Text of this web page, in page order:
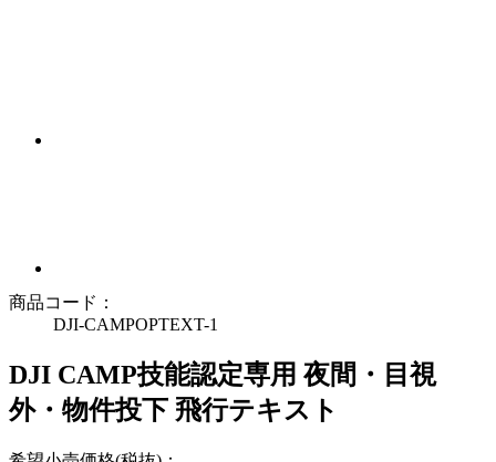
商品コード：
DJI-CAMPOPTEXT-1
DJI CAMP技能認定専用 夜間・目視
外・物件投下 飛行テキスト